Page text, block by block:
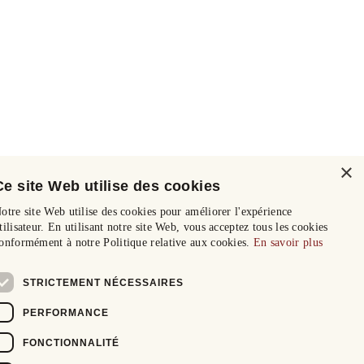
×
site Web utilise des cookies
site Web utilise des cookies pour améliorer l'expérience
En utilisant notre site Web, vous acceptez tous les cookies
à notre Politique relative aux cookies. En savoir plus
STRICTEMENT NÉCESSAIRES
PERFORMANCE
FONCTIONNALITÉ